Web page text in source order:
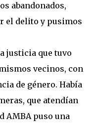
abandonados,
el delito y pusimos
justicia que tuvo
vecinos, con
de género. Había
que atendían
AMBA puso una